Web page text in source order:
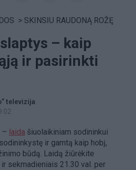
> SKINSIU RAUDONĄ ROŽĘ
– kaip
ir pasirinkti
televizija
– laida šiuolaikiniam sodininkui
ir gamtą kaip hobį,
būdą. Laidą žiūrėkite
sekmadieniais 21.30 val. per